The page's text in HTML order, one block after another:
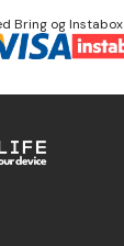
Bring og Instabox